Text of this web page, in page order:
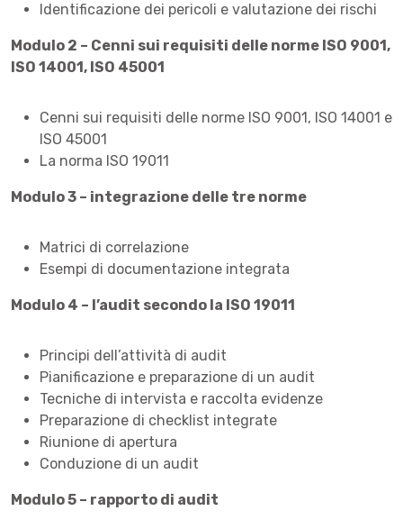
Identificazione dei pericoli e valutazione dei rischi
Modulo 2 – Cenni sui requisiti delle norme ISO 9001,
ISO 14001, ISO 45001
Cenni sui requisiti delle norme ISO 9001, ISO 14001 e
ISO 45001
La norma ISO 19011
Modulo 3 – integrazione delle tre norme
Matrici di correlazione
Esempi di documentazione integrata
Modulo 4 – l’audit secondo la ISO 19011
Principi dell’attività di audit
Pianificazione e preparazione di un audit
Tecniche di intervista e raccolta evidenze
Preparazione di checklist integrate
Riunione di apertura
Conduzione di un audit
Modulo 5 – rapporto di audit